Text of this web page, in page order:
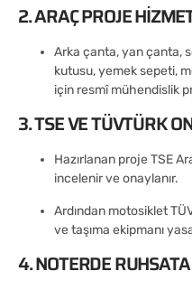
2. ARAÇ PROJE
Arka çanta, yan çanta,
kutusu, yemek sepeti,
için resmî mühendislik
3. TSE VE TÜVTÜRK
Hazırlanan proje TSE
incelenir ve onaylanır.
Ardından motosiklet
ve taşıma ekipmanı
4. NOTERDE